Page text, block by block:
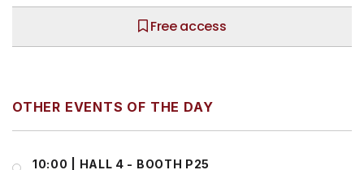
Free access
OTHER EVENTS OF THE DAY
10:00 | HALL 4 - BOOTH P25